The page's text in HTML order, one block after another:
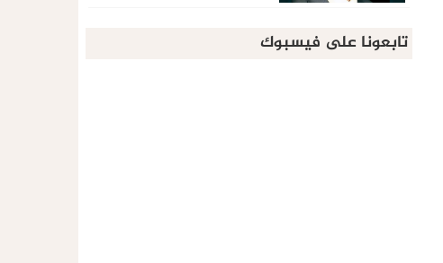
تابعونا على فيسبوك